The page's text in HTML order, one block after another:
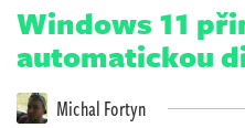
Windows 11
automatickou
Michal Fortyn